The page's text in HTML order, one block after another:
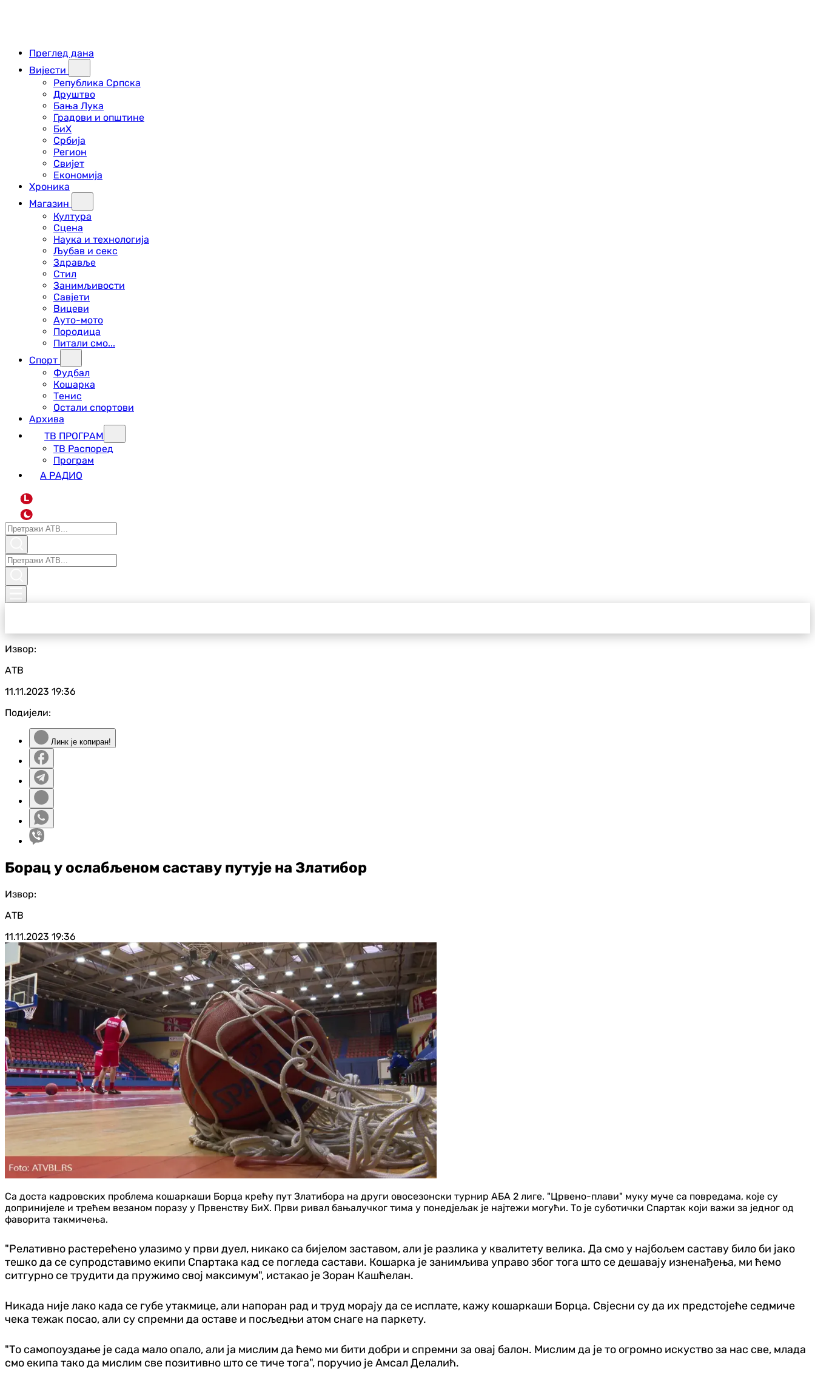
Преглед дана
Вијести
Република Српска
Друштво
Бања Лука
Градови и општине
БиХ
Србија
Регион
Свијет
Економија
Хроника
Магазин
Култура
Сцена
Наука и технологија
Љубав и секс
Здравље
Стил
Занимљивости
Савјети
Вицеви
Ауто-мото
Породица
Питали смо...
Спорт
Фудбал
Кошарка
Тенис
Остали спортови
Архива
ТВ ПРОГРАМ
ТВ Распоред
Програм
А РАДИО
L
Извор:
АТВ
11.11.2023 19:36
Подијели:
Линк је копиран!
Борац у ослабљеном саставу путује на Златибор
Извор:
АТВ
11.11.2023 19:36
Са доста кадровских проблема кошаркаши Борца крећу пут Златибора на други овосезонски турнир АБА 2 лиге. "Црвено-плави" муку муче са повредама, које су
допринијеле и трећем везаном поразу у Првенству БиХ. Први ривал бањалучког тима у понедјељак је најтежи могући. То је суботички Спартак који важи за једног од
фаворита такмичења.
"Релативно растерећено улазимо у први дуел, никако са бијелом заставом, али је разлика у квалитету велика. Да смо у најбољем саставу било би јако
тешко да се супродставимо екипи Спартака кад се погледа састави. Кошарка је занимљива управо због тога што се дешавају изненађења, ми ћемо
ситгурно се трудити да пружимо свој максимум", истакао је Зоран Кашћелан.
Никада није лако када се губе утакмице, али напоран рад и труд морају да се исплате, кажу кошаркаши Борца. Свјесни су да их предстојеће седмиче
чека тежак посао, али су спремни да оставе и посљедњи атом снаге на паркету.
"То самопоуздање је сада мало опало, али ја мислим да ћемо ми бити добри и спремни за овај балон. Мислим да је то огромно искуство за нас све, млада
смо екипа тако да мислим све позитивно што се тиче тога", поручио је Амсал Делалић.